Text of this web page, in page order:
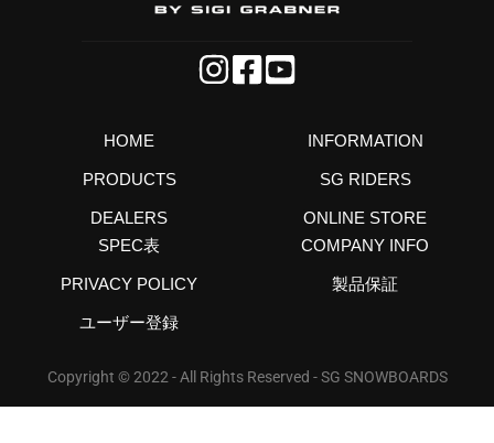
HOME INFORMATION
PRODUCTS SG RIDERS
DEALERS
ONLINE STORE
SPEC表
COMPANY INFO
PRIVACY POLICY 製品保証
ユーザー登録
Copyright © 2022 - All Rights Reserved - SG SNOWBOARDS